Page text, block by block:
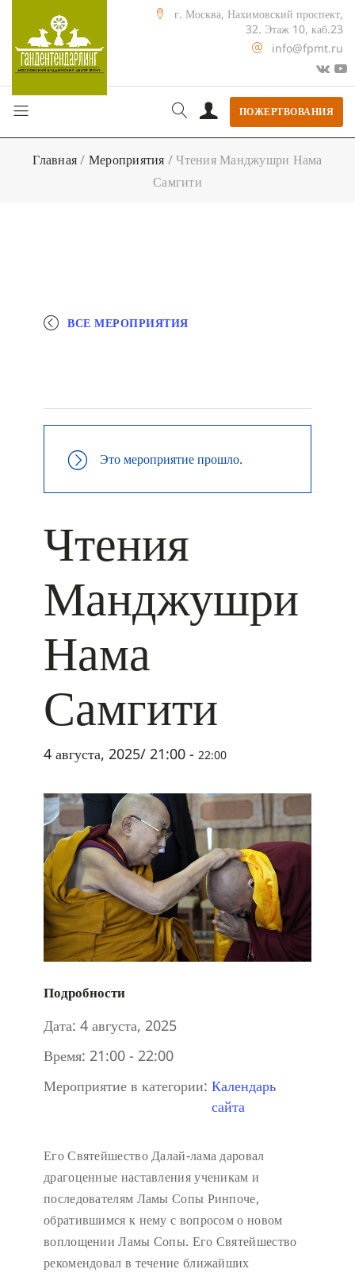
г. Москва, Нахимовский проспект,
32. Этаж 10, каб.23
info@fpmt.ru
ПОЖЕРТВОВАНИЯ
Главная/ Мероприятия /Чтения Манджушри Нама
Самгити
ВСЕ МЕРОПРИЯТИЯ
Это мероприятие прошло.
Чтения
Манджушри
Нама
Самгити
4 августа, 2025/ 21:00 - 22:00
Подробности
Дата: 4 августа, 2025
Время: 21:00 - 22:00
Мероприятие в категории: Календарь
сайта
Его Святейшество Далай-лама даровал
драгоценные наставления ученикам и
последователям Ламы Сопы Ринпоче,
обратившимся к нему с вопросом о новом
воплощении Ламы Сопы. Его Святейшество
рекомендовал в течение ближайших